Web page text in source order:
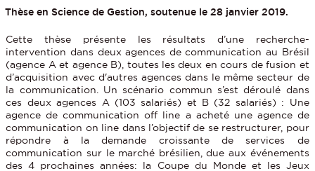
Thèse en Science de Gestion, soutenue le 28 janvier 2019.
Cette thèse présente les résultats d’une recherche-
intervention dans deux agences de communication au Brésil
(agence A et agence B), toutes les deux en cours de fusion et
d’acquisition avec d'autres agences dans le même secteur de
la communication. Un scénario commun s’est déroulé dans
ces deux agences A (103 salariés) et B (32 salariés) : Une
agence de communication off line a acheté une agence de
communication on line dans l’objectif de se restructurer, pour
répondre à la demande croissante de services de
communication sur le marché brésilien, due aux événements
des 4 prochaines années: la Coupe du Monde et les Jeux